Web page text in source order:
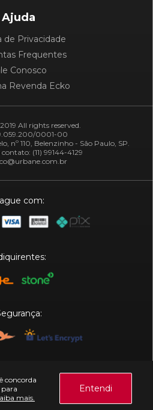
concorda
para
mais.
Entendi
Ajuda
de Privacidade
Frequentes
Conosco
Revenda Ecko
All rights reserved.
0001-00
nº 110, Belenzinho - São Paulo, SP.
(11) 99144-4129
com: